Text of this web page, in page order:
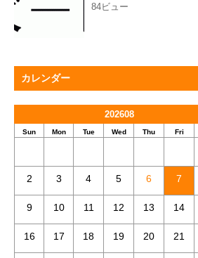
84ビュー
カレンダー
202608
Sun Mon Tue Wed Thu Fri
2 3 4 5 6 7
9 10 11 12 13 14
16 17 18 19 20 21